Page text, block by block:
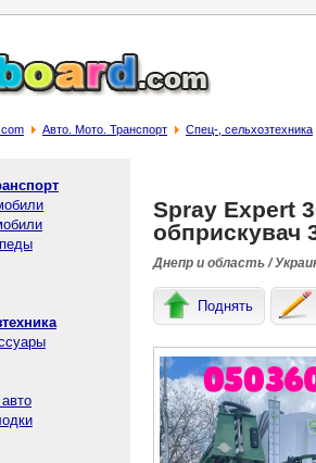
Авто. Мото. Транспорт
Спец-, cельхозтехника
Spray Expert
обприскувач
Днепр и область /
Поднять